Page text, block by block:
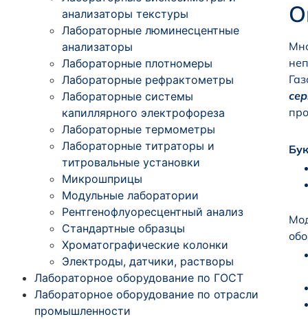
анализаторы текстуры
Лабораторные люминесцентные
анализаторы
Лабораторные плотномеры
Лабораторные рефрактометры
Лабораторные системы
капиллярного электрофореза
Лабораторные термометры
Лабораторные титраторы и
титровальные установки
Микрошприцы
Модульные лаборатории
Рентгенофлуоресцентный анализ
Стандартные образцы
Хроматографические колонки
Электроды, датчики, растворы
Лабораторное оборудование по ГОСТ
Лабораторное оборудование по отрасли
промышленности